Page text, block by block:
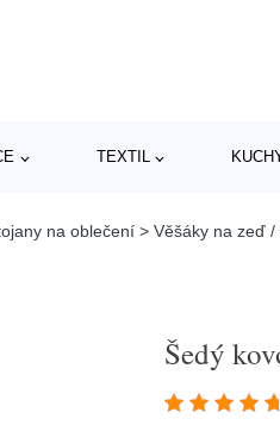
TEXTIL
na oblečení > Věšáky na zeď /
Šedý